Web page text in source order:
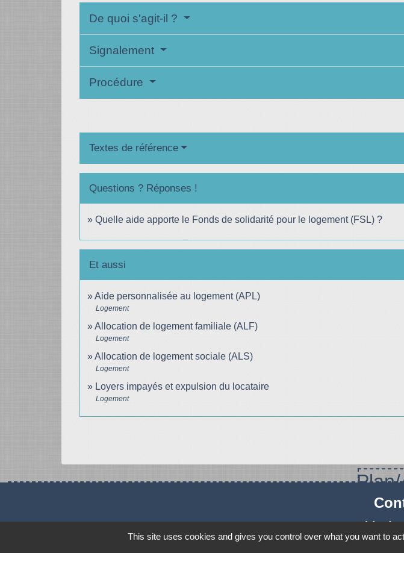
De quoi s'agit-il ?
Signalement
Procédure
Textes de référence
Questions ? Réponses !
Quelle aide apporte le Fonds de solidarité pour le logement (FSL) ?
Et aussi
Aide personnalisée au logement (APL)
Logement
Allocation de logement familiale (ALF)
Logement
Allocation de logement sociale (ALS)
Logement
Loyers impayés et expulsion du locataire
Logement
Mairie de
7, place
This site uses cookies and gives you control over what you want to